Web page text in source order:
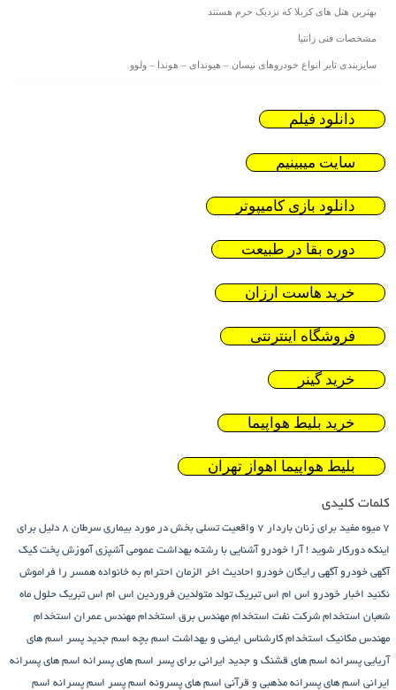
بهترین هتل های کربلا که نزدیک حرم هستند
مشخصات فنی زانتیا
سایزبندی تایر انواع خودروهای نیسان – هیوندای – هوندا – ولوو
دانلود فیلم
سایت میبینیم
دانلود بازی کامیپوتر
دوره بقا در طبیعت
خرید هاست ارزان
فروشگاه اینترنتی
خرید گینر
خرید بلیط هواپیما
بلیط هواپیما اهواز تهران
کلمات کلیدی
7 میوه مفید برای زنان باردار 7 واقعیت تسلی بخش در مورد بیماری سرطان
8 دلیل برای
اینکه دورکار شوید ! آرا خودرو آشنایی با رشته بهداشت عمومی آشپزی آموزش پخت کیک
آگهی خودرو آگهی رایگان خودرو احادیث اخر الزمان احترام به خانواده همسر را فراموش
نکنید اخبار خودرو اس ام اس تبریک تولد متولدین فروردین اس ام اس تبریک حلول ماه
شعبان استخدام شرکت نفت استخدام مهندس برق استخدام مهندس عمران استخدام
مهندس مکانیک استخدام کارشناس ایمنی و بهداشت اسم بچه اسم جدید پسر اسم های
آریایی پسرانه اسم های قشنگ و جدید ایرانی برای پسر اسم های پسرانه اسم های پسرانه
ایرانی اسم های پسرانه مذهبی و قرآنی اسم های پسرونه اسم پسر اسم پسرانه اسم